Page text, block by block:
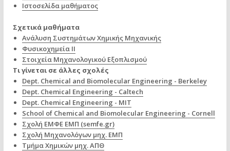
Ιστοσελίδα μαθήματος
Σχετικά μαθήματα
Ανάλυση Συστημάτων Χημικής Μηχανικής
Φυσικοχημεία ΙΙ
Στοιχεία Μηχανολογικού Εξοπλισμού
Τι γίνεται σε άλλες σχολές
Dept. Chemical and Biomolecular Engineering - Berkeley
Dept. Chemical Engineering - Caltech
Dept. Chemical Engineering - MIT
School of Chemical and Biomolecular Engineering - Cornell
Σχολή ΕΜΦΕ ΕΜΠ (semfe.gr)
Σχολή Μηχανολόγων μηχ. ΕΜΠ
Τμήμα Χημικών μηχ. ΑΠΘ